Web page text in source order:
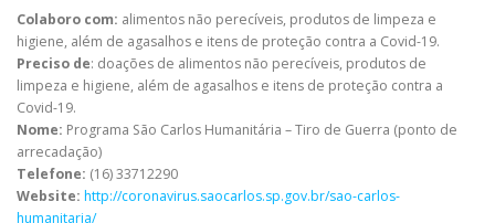
Colaboro com: alimentos não perecíveis, produtos de limpeza e
higiene, além de agasalhos e itens de proteção contra a Covid-19.
Preciso de: doações de alimentos não perecíveis, produtos de
limpeza e higiene, além de agasalhos e itens de proteção contra a
Covid-19.
Nome: Programa São Carlos Humanitária – Tiro de Guerra (ponto de
arrecadação)
Telefone: (16) 33712290
Website: http://coronavirus.saocarlos.sp.gov.br/sao-carlos-
humanitaria/